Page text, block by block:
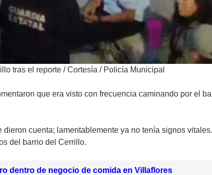
tras el reporte /Cortesía / Policía Municipal
que era visto con frecuencia caminando por el
cuenta; lamentablemente ya no tenía signos
del barrio del Cerrillo.
dentro de negocio de comida en Villaflores